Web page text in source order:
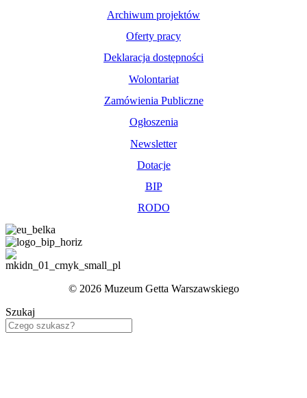
Archiwum projektów
Oferty pracy
Deklaracja dostępności
Wolontariat
Zamówienia Publiczne
Ogłoszenia
Newsletter
Dotacje
BIP
RODO
© 2026 Muzeum Getta Warszawskiego
Szukaj